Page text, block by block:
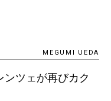
MEGUMI UEDA
ツェが再びカク